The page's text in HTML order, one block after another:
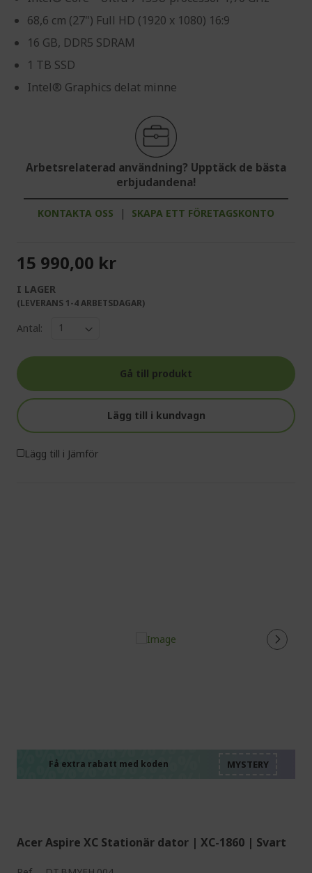
68,6 cm (27") Full HD (1920 x 1080) 16:9
16 GB, DDR5 SDRAM
1 TB SSD
Intel® Graphics delat minne
Arbetsrelaterad användning? Upptäck de bästa
erbjudandena!
KONTAKTA OSS | SKAPA ETT FÖRETAGSKONTO
15 990,00 kr
I LAGER
(LEVERANS 1-4 ARBETSDAGAR)
Antal:
Gå till produkt
Lägg till i kundvagn
Lägg till i Jämför
Få extra rabatt med koden
Acer Aspire XC Stationär dator | XC-1860 | Svart